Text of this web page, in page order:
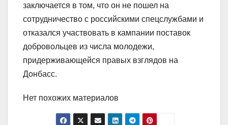
заключается в том, что он не пошел на
сотрудничество с российскими спецслужбами и
отказался участвовать в кампании поставок
добровольцев из числа молодежи,
придерживающейся правых взглядов на
Донбасс.
Нет похожих материалов